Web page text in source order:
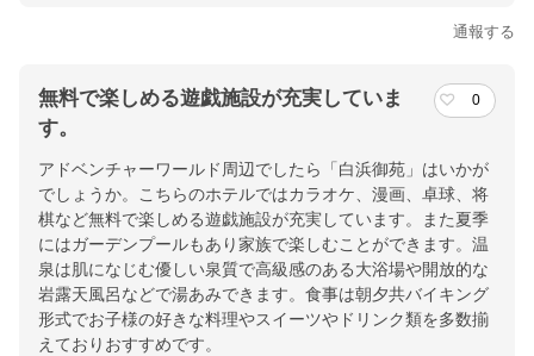
通報する
無料で楽しめる遊戯施設が充実していま
す。
0
アドベンチャーワールド周辺でしたら「白浜御苑」はいかが
でしょうか。こちらのホテルではカラオケ、漫画、卓球、将
棋など無料で楽しめる遊戯施設が充実しています。また夏季
にはガーデンプールもあり家族で楽しむことができます。温
泉は肌になじむ優しい泉質で高級感のある大浴場や開放的な
岩露天風呂などで湯あみできます。食事は朝夕共バイキング
形式でお子様の好きな料理やスイーツやドリンク類を多数揃
えておりおすすめです。